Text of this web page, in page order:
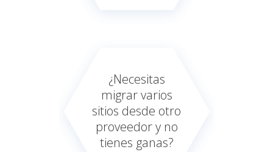
¿Necesitas
migrar varios
sitios desde otro
proveedor y no
tienes ganas?